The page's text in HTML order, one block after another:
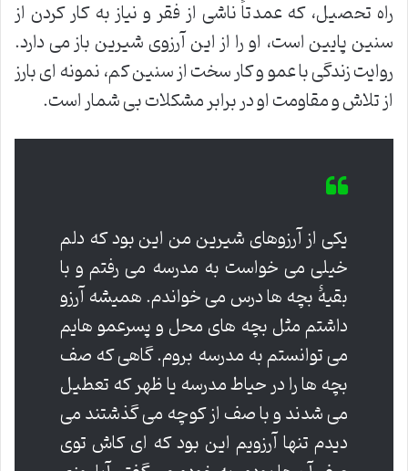
راه تحصیل، که عمدتاً ناشی از فقر و نیاز به کار کردن از
سنین پایین است، او را از این آرزوی شیرین باز می دارد.
روایت زندگی با عمو و کار سخت از سنین کم، نمونه ای بارز
از تلاش و مقاومت او در برابر مشکلات بی شمار است.
یکی از آرزوهای شیرین من این بود که دلم
خیلی می خواست به مدرسه می رفتم و با
بقیۀ بچه ها درس می خواندم. همیشه آرزو
داشتم مثل بچه های محل و پسرعمو هایم
می توانستم به مدرسه بروم. گاهی که صف
بچه ها را در حیاط مدرسه یا ظهر که تعطیل
می شدند و با صف از کوچه می گذشتند می
دیدم تنها آرزویم این بود که ای کاش توی